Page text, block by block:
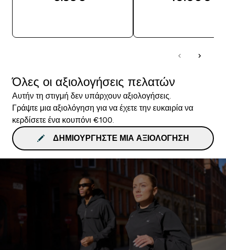
Όλες οι αξιολογήσεις πελατών
Αυτήν τη στιγμή δεν υπάρχουν αξιολογήσεις.
Γράψτε μια αξιολόγηση για να έχετε την ευκαιρία να
κερδίσετε ένα κουπόνι €100.
ΔΗΜΙΟΥΡΓΉΣΤΕ ΜΙΑ ΑΞΙΟΛΌΓΗΣΗ